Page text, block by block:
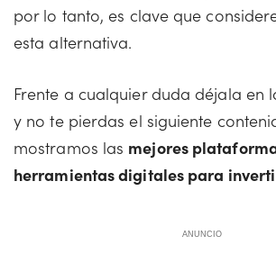
por lo tanto, es clave que
esta alternativa.
Frente a cualquier duda déjala en
y no te pierdas el siguiente
mostramos las mejores
herramientas digitales para
ANUNCIO